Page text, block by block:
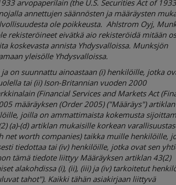
arvopaperilain (the U.S. Securities Act of
annettujen säännösten ja määräysten
ole poikkeusta. Ahlstrom Oyj,
rekisteröineet eivätkä aio rekisteröidä mitään
koskevasta annista Yhdysvalloissa. Munksjön
yleisölle Yhdysvalloissa.
ja on suunnattu ainoastaan (i) henkilöille, jotka
tai (ii) Ison-Britannian vuoden 2000
(Financial Services and Markets Act
määräyksen (Order 2005) ("Määräys")
joilla on ammattimaista kokemusta
(a)-(d) artiklan mukaisille korkean
net worth companies) taikka muille henkilöille,
tiedottaa tai (iv) henkilöille, jotka ovat sen
tämä tiedote liittyy Määräyksen artiklan 43(2)
alakohdissa (i), (ii), (iii) ja (iv) tarkoitetut
tahot"). Kaikki tähän asiakirjaan liittyvä